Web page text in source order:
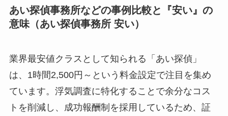
あい探偵事務所などの事例比較と『安い』の
意味（あい探偵事務所 安い）
業界最安値クラスとして知られる「あい探偵」
は、1時間2,500円～という料金設定で注目を集め
ています。浮気調査に特化することで余分なコス
トを削減し、成功報酬制を採用しているため、証